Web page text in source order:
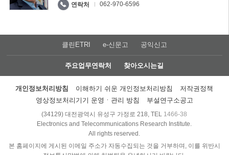
연락처 062-970-6596
클린ETRI e-신문고 공익신고
주요업무연락처 찾아오시는길
개인정보처리방침 이해하기 쉬운 개인정보처리방침
저작권정책
영상정보처리기기 운영ㆍ관리 방침
부설연구소공고
(34129) 대전광역시 유성구 가정로 218, TEL 1466-38
Electronics and Telecommunications Research Institute.
All rights reserved.
본 홈페이지에 게시된 이메일 주소가 자동수집되는 것을 거부하며, 이를 위반시